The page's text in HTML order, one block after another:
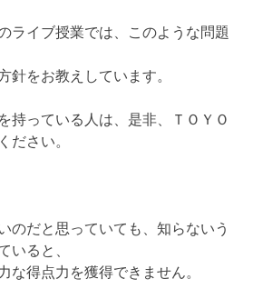
ライブ授業では、このような問題
針をお教えしています。
持っている人は、是非、ＴＯＹＯ
ださい。
のだと思っていても、知らないう
いると、
な得点力を獲得できません。